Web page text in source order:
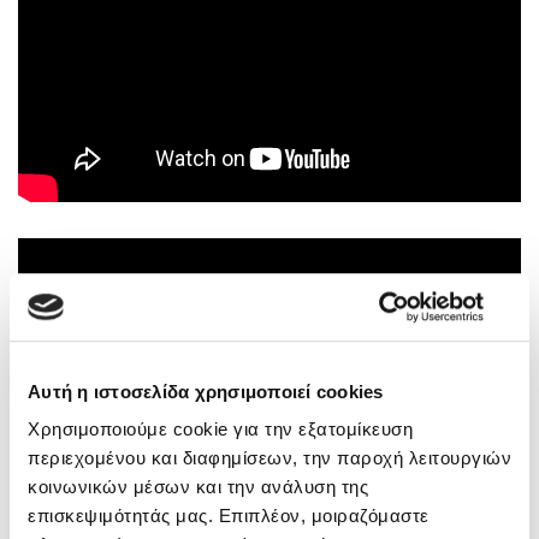
Αυτή η ιστοσελίδα χρησιμοποιεί cookies
Χρησιμοποιούμε cookie για την εξατομίκευση
περιεχομένου και διαφημίσεων, την παροχή λειτουργιών
κοινωνικών μέσων και την ανάλυση της
επισκεψιμότητάς μας. Επιπλέον, μοιραζόμαστε